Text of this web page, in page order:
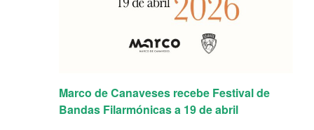
Marco de Canaveses recebe Festival de
Bandas Filarmónicas a 19 de abril